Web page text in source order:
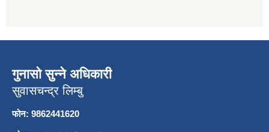
गुनासो सुन्ने अधिकारी
सुवासचन्द्र लिम्बु
फोन: 9862441620